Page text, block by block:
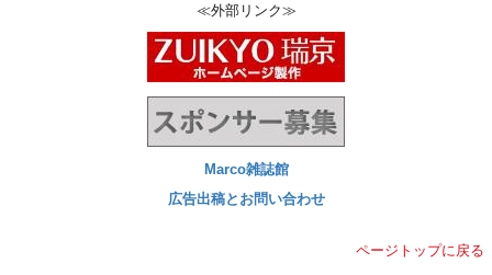
≪外部リンク≫
Marco雑誌館
広告出稿とお問い合わせ
ページトップに戻る